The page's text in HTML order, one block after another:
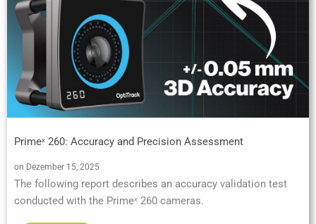
Primeˣ 260: Accuracy and Precision Assessment
on Dezember 15, 2025
The following report describes an accuracy validation test
conducted with the Primeˣ 260 cameras.